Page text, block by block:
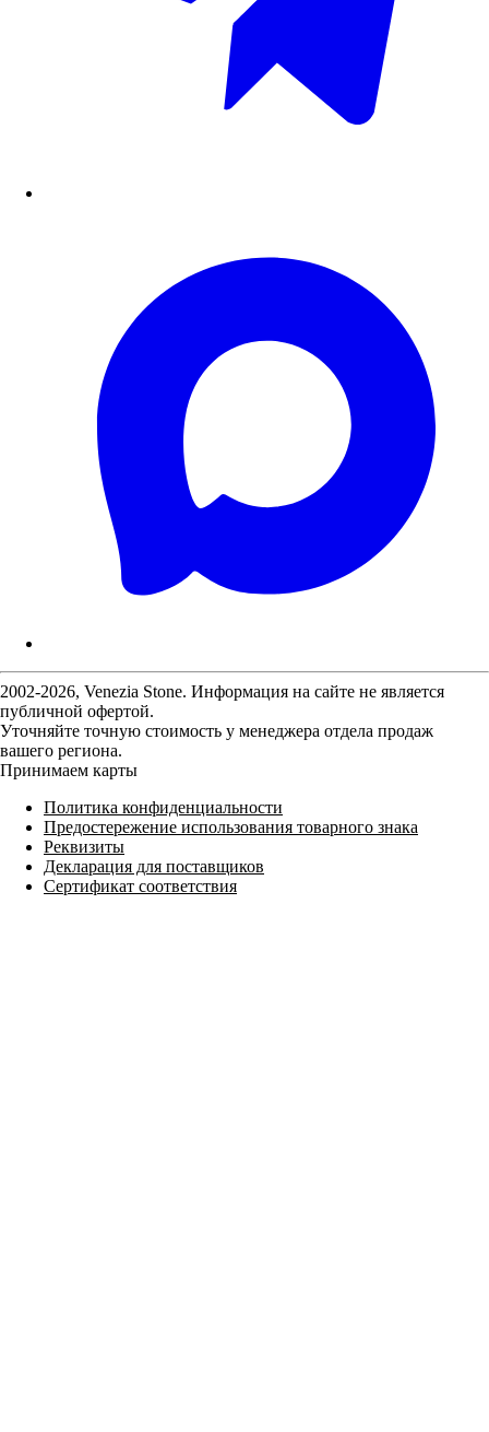
2002-2026, Venezia Stone. Информация на сайте не является
публичной офертой.
Уточняйте точную стоимость у менеджера отдела продаж
вашего региона.
Принимаем карты
Политика конфиденциальности
Предостережение использования товарного знака
Реквизиты
Декларация для поставщиков
Сертификат соответствия